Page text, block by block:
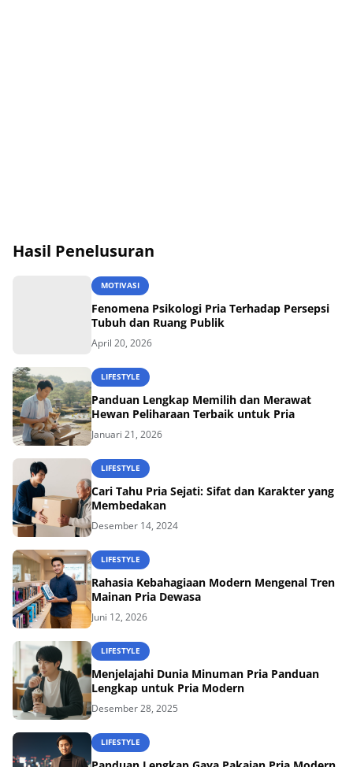
Hasil Penelusuran
MOTIVASI
Fenomena Psikologi Pria Terhadap Persepsi
Tubuh dan Ruang Publik
April 20, 2026
LIFESTYLE
Panduan Lengkap Memilih dan Merawat
Hewan Peliharaan Terbaik untuk Pria
Januari 21, 2026
LIFESTYLE
Cari Tahu Pria Sejati: Sifat dan Karakter yang
Membedakan
Desember 14, 2024
LIFESTYLE
Rahasia Kebahagiaan Modern Mengenal Tren
Mainan Pria Dewasa
Juni 12, 2026
LIFESTYLE
Menjelajahi Dunia Minuman Pria Panduan
Lengkap untuk Pria Modern
Desember 28, 2025
LIFESTYLE